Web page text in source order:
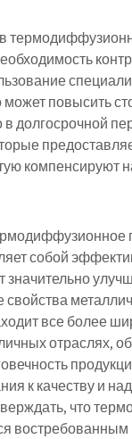
повысить
долгосрочной
компенсируют
собой
значительно
все более
отраслях,
к качеству и
что